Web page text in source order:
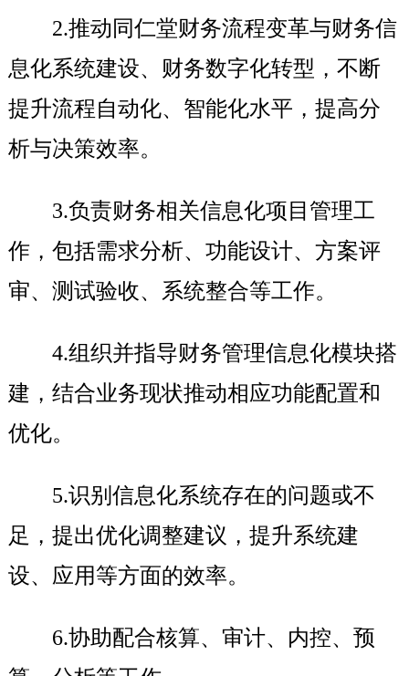
2.推动同仁堂财务流程变革与财务信
息化系统建设、财务数字化转型，不断
提升流程自动化、智能化水平，提高分
析与决策效率。
3.负责财务相关信息化项目管理工
作，包括需求分析、功能设计、方案评
审、测试验收、系统整合等工作。
4.组织并指导财务管理信息化模块搭
建，结合业务现状推动相应功能配置和
优化。
5.识别信息化系统存在的问题或不
足，提出优化调整建议，提升系统建
设、应用等方面的效率。
6.协助配合核算、审计、内控、预